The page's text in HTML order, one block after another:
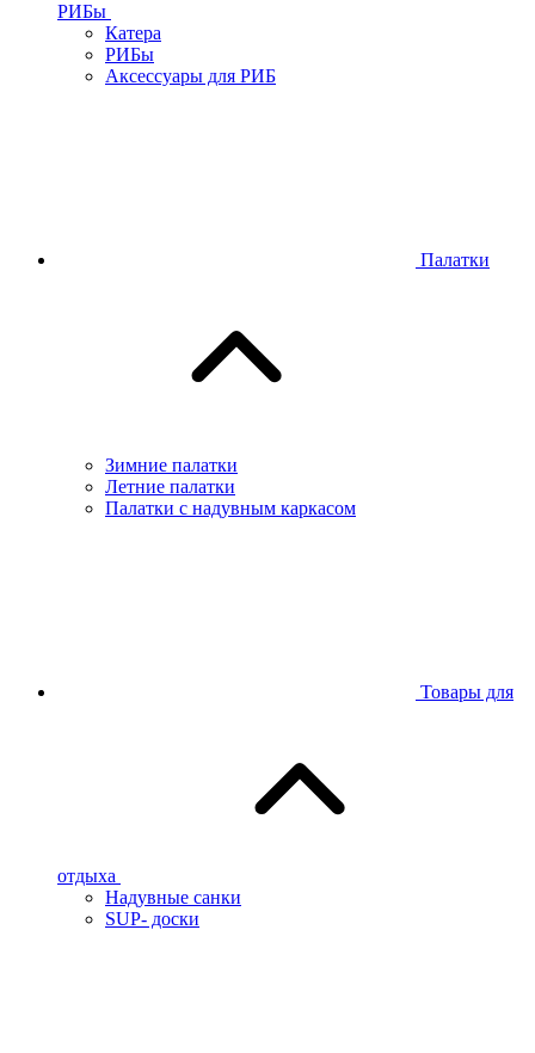
РИБы
Катера
РИБы
Аксессуары для РИБ
Палатки
Зимние палатки
Летние палатки
Палатки с надувным каркасом
Товары для
отдыха
Надувные санки
SUP- доски